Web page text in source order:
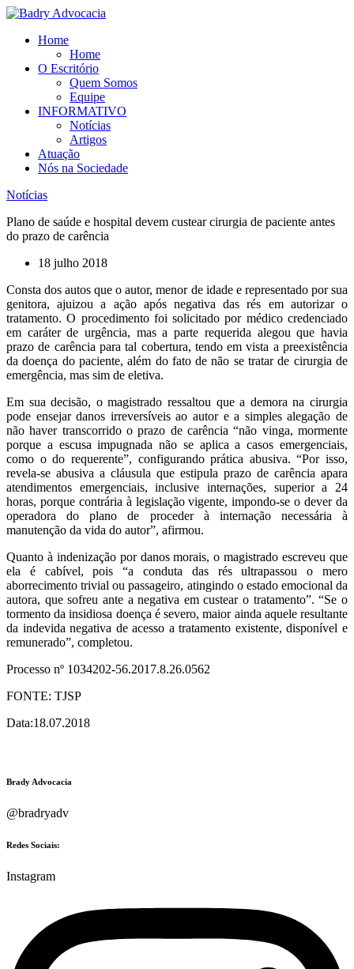
Ir
Home
Home
O Escritório
Quem Somos
Equipe
INFORMATIVO
Notícias
Artigos
Atuação
Nós na Sociedade
Notícias
Plano de saúde e hospital devem custear cirurgia de paciente antes
do prazo de carência
18 julho 2018
Consta dos autos que o autor, menor de idade e representado por sua
genitora, ajuizou a ação após negativa das rés em autorizar o
tratamento. O procedimento foi solicitado por médico credenciado
em caráter de urgência, mas a parte requerida alegou que havia
prazo de carência para tal cobertura, tendo em vista a preexistência
da doença do paciente, além do fato de não se tratar de cirurgia de
emergência, mas sim de eletiva.
Em sua decisão, o magistrado ressaltou que a demora na cirurgia
pode ensejar danos irreversíveis ao autor e a simples alegação de
não haver transcorrido o prazo de carência “não vinga, mormente
porque a escusa impugnada não se aplica a casos emergenciais,
como o do requerente”, configurando prática abusiva. “Por isso,
revela-se abusiva a cláusula que estipula prazo de carência apara
atendimentos emergenciais, inclusive internações, superior a 24
horas, porque contrária à legislação vigente, impondo-se o dever da
operadora do plano de proceder à internação necessária à
manutenção da vida do autor”, afirmou.
Quanto à indenização por danos morais, o magistrado escreveu que
ela é cabível, pois “a conduta das rés ultrapassou o mero
aborrecimento trivial ou passageiro, atingindo o estado emocional da
autora, que sofreu ante a negativa em custear o tratamento”. “Se o
tormento da insidiosa doença é severo, maior ainda aquele resultante
da indevida negativa de acesso a tratamento existente, disponível e
remunerado”, completou.
Processo nº 1034202-56.2017.8.26.0562
FONTE: TJSP
Data:18.07.2018
Brady Advocacia
@bradryadv
Redes Sociais:
Instagram